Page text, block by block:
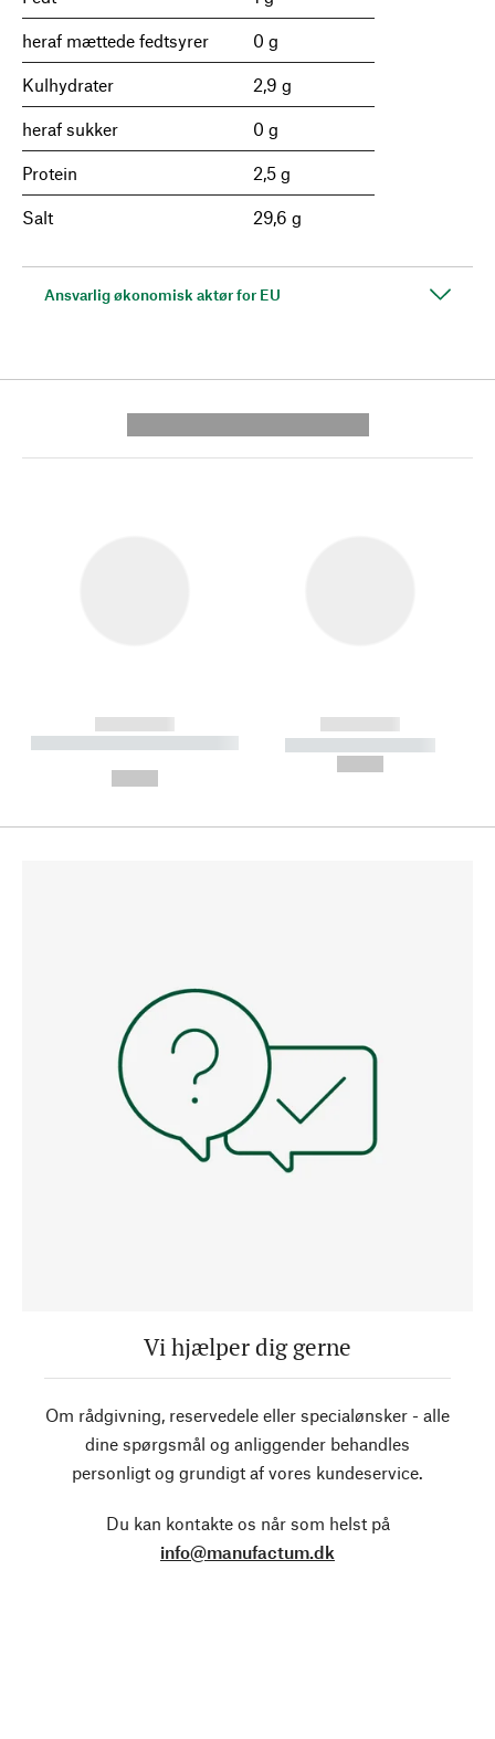
heraf mættede fedtsyrer 0 g
Kulhydrater 2,9 g
heraf sukker 0 g
Protein 2,5 g
Salt 29,6 g
Ansvarlig økonomisk aktør for EU
------------
----------- ----------- --------
------------
----------- -----------
Vi hjælper dig gerne
Om rådgivning, reservedele eller specialønsker - alle
dine spørgsmål og anliggender behandles
personligt og grundigt af vores kundeservice.
Du kan kontakte os når som helst på
info@manufactum.dk